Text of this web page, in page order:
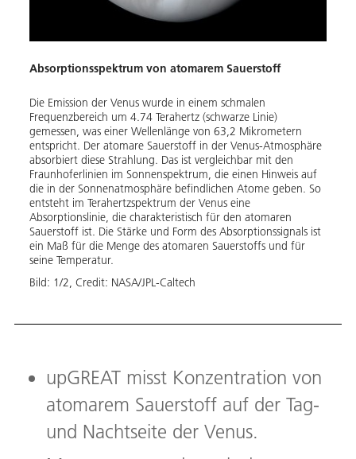
Absorptionsspektrum von atomarem Sauerstoff
Die Emission der Venus wurde in einem schmalen
Frequenzbereich um 4.74 Terahertz (schwarze Linie)
gemessen, was einer Wellenlänge von 63,2 Mikrometern
entspricht. Der atomare Sauerstoff in der Venus-Atmosphäre
absorbiert diese Strahlung. Das ist vergleichbar mit den
Fraunhoferlinien im Sonnenspektrum, die einen Hinweis auf
die in der Sonnenatmosphäre befindlichen Atome geben. So
entsteht im Terahertzspektrum der Venus eine
Absorptionslinie, die charakteristisch für den atomaren
Sauerstoff ist. Die Stärke und Form des Absorptionssignals ist
ein Maß für die Menge des atomaren Sauerstoffs und für
seine Temperatur.
Bild: 1/2, Credit: NASA/JPL-Caltech
upGREAT misst Konzentration von
atomarem Sauerstoff auf der Tag-
und Nachtseite der Venus.